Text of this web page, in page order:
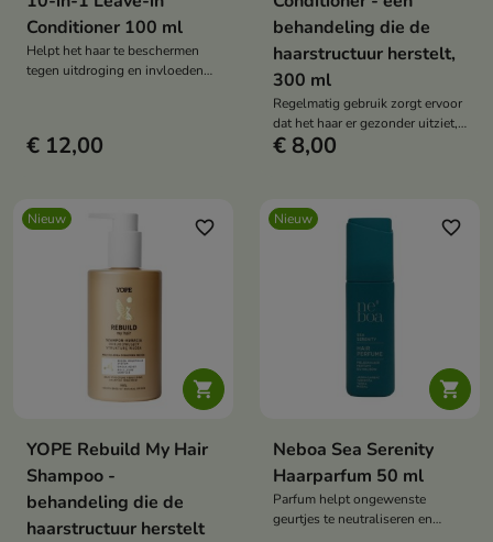
Conditioner 100 ml
Helpt het haar te beschermen
tegen uitdroging en invloeden
€ 12,00
behandeling die de
haarstructuur herstelt,
300 ml
Regelmatig gebruik zorgt ervoor
dat het haar er gezonder uitziet,
sterker wordt en makkelijker te
€ 8,00
Nieuw

favorite_border
YOPE Rebuild My Hair
Shampoo -
behandeling die de
haarstructuur herstelt
Nieuw

favorite_border
Neboa Sea Serenity
Haarparfum 50 ml
Parfum helpt ongewenste
geurtjes te neutraliseren en